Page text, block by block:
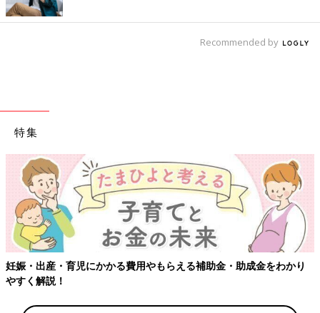
Recommended by
特集
妊娠・出産・育児にかかる費用やもらえる補助金・助成金をわかり
やすく解説！